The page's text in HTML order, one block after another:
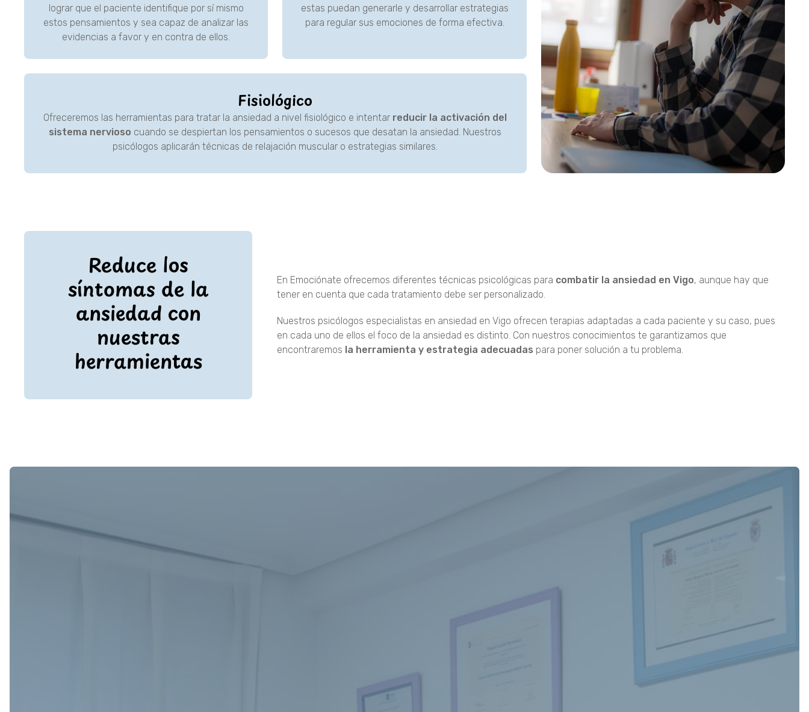
lograr que el paciente identifique por sí mismo
estos pensamientos y sea capaz de analizar las
evidencias a favor y en contra de ellos.
estas puedan generarle y desarrollar estrategias
para regular sus emociones de forma efectiva.
Fisiológico
Ofreceremos las herramientas para tratar la ansiedad a nivel fisiológico e intentar reducir la activación del
sistema nervioso cuando se despiertan los pensamientos o sucesos que desatan la ansiedad. Nuestros
psicólogos aplicarán técnicas de relajación muscular o estrategias similares.
Reduce los
síntomas de la
ansiedad con
nuestras
herramientas
En Emociónate ofrecemos diferentes técnicas psicológicas para combatir la ansiedad en Vigo, aunque hay que
tener en cuenta que cada tratamiento debe ser personalizado.
Nuestros psicólogos especialistas en ansiedad en Vigo ofrecen terapias adaptadas a cada paciente y su caso, pues
en cada uno de ellos el foco de la ansiedad es distinto. Con nuestros conocimientos te garantizamos que
encontraremos la herramienta y estrategia adecuadas para poner solución a tu problema.